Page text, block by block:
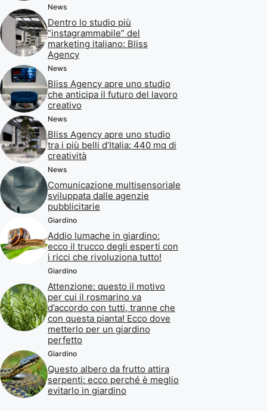
News
Dentro lo studio più
“instagrammabile” del
marketing italiano: Bliss
Agency
News
Bliss Agency apre uno studio
che anticipa il futuro del lavoro
creativo
News
Bliss Agency apre uno studio
tra i più belli d’Italia: 440 mq di
creatività
News
Comunicazione multisensoriale
sviluppata dalle agenzie
pubblicitarie
Giardino
Addio lumache in giardino:
ecco il trucco degli esperti con
i ricci che rivoluziona tutto!
Giardino
Attenzione: questo il motivo
per cui il rosmarino va
d’accordo con tutti, tranne che
con questa pianta! Ecco dove
metterlo per un giardino
perfetto
Giardino
Questo albero da frutto attira
serpenti: ecco perché è meglio
evitarlo in giardino